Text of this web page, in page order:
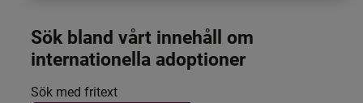
Sök bland vårt innehåll om
internationella adoptioner
Filtrera resultatet
Det här formuläret postas automatiskt
Sök med fritext